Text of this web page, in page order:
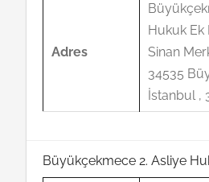
Adres
Hukuk Ek
Sinan
34535
İstanbul ,
Büyükçekmece 2. Asliye